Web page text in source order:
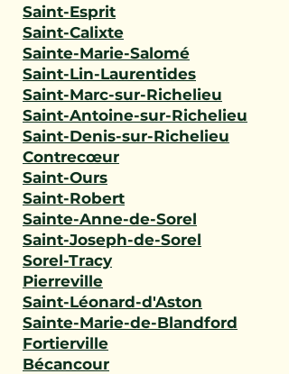
Saint-Esprit
Saint-Calixte
Sainte-Marie-Salomé
Saint-Lin-Laurentides
Saint-Marc-sur-Richelieu
Saint-Antoine-sur-Richelieu
Saint-Denis-sur-Richelieu
Contrecœur
Saint-Ours
Saint-Robert
Sainte-Anne-de-Sorel
Saint-Joseph-de-Sorel
Sorel-Tracy
Pierreville
Saint-Léonard-d'Aston
Sainte-Marie-de-Blandford
Fortierville
Bécancour